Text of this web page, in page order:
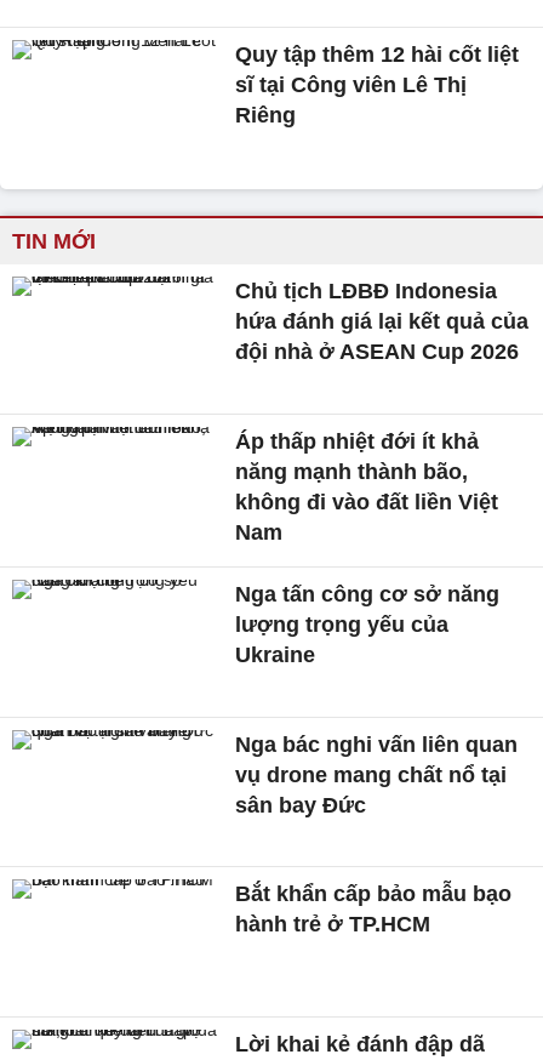
Quy tập thêm 12 hài cốt liệt
sĩ tại Công viên Lê Thị
Riêng
TIN MỚI
Chủ tịch LĐBĐ Indonesia
hứa đánh giá lại kết quả của
đội nhà ở ASEAN Cup 2026
Áp thấp nhiệt đới ít khả
năng mạnh thành bão,
không đi vào đất liền Việt
Nam
Nga tấn công cơ sở năng
lượng trọng yếu của
Ukraine
Nga bác nghi vấn liên quan
vụ drone mang chất nổ tại
sân bay Đức
Bắt khẩn cấp bảo mẫu bạo
hành trẻ ở TP.HCM
Lời khai kẻ đánh đập dã